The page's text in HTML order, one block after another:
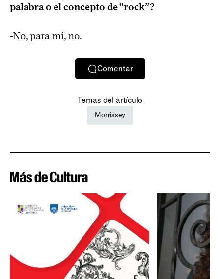
palabra o el concepto de “rock”?
-No, para mí, no.
Comentar
Temas del artículo
Morrissey
Más de Cultura